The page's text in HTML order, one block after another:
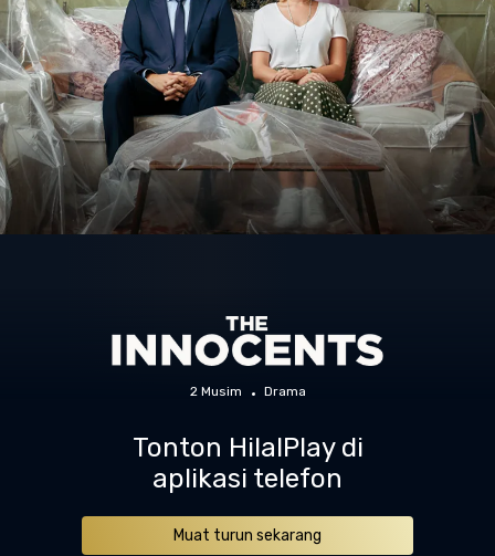
2 Musim Drama
Tonton HilalPlay di
aplikasi telefon
Muat turun sekarang